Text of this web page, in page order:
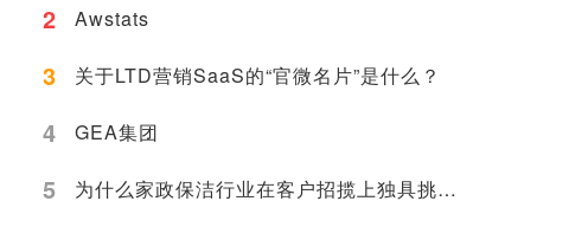
2 Awstats
3 关于LTD营销SaaS的“官微名片”是什么？
4 GEA集团
5 为什么家政保洁行业在客户招揽上独具挑战？